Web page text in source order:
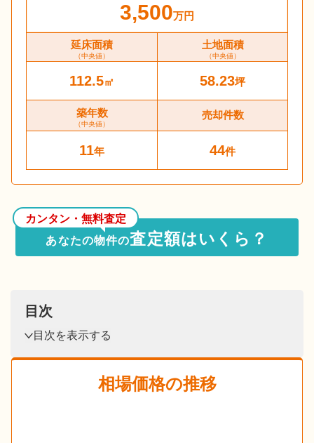
3,500万円
延床面積
（中央値）
土地面積
（中央値）
112.5㎡ 58.23坪
築年数
（中央値）
売却件数
11年 44件
カンタン・無料査定
あなたの物件の査定額はいくら？
目次
目次を表示する
相場価格の推移